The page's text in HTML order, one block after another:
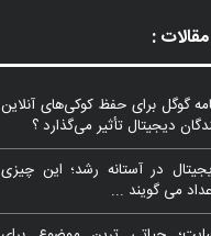
:
گوگل برای حفظ کوکی‌های آنلاین
دیجیتال تأثیر می‌گذارد ؟
در آستانه رشد؛ این چیزی
می گویند ...